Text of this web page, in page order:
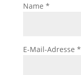
Name *
E-Mail-Adresse *